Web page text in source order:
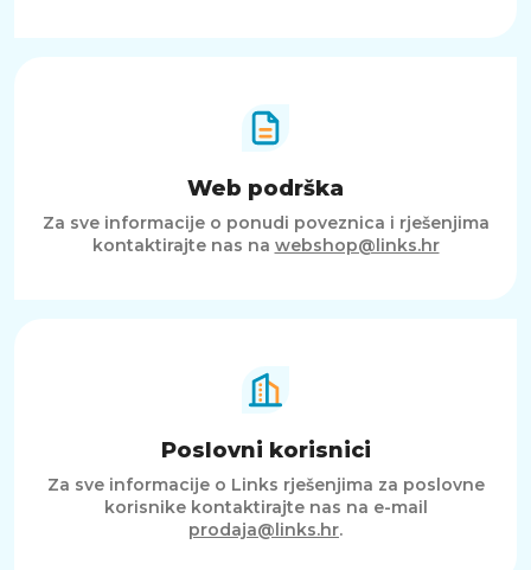
Web podrška
Za sve informacije o ponudi poveznica i rješenjima
kontaktirajte nas na webshop@links.hr
Poslovni korisnici
Za sve informacije o Links rješenjima za poslovne
korisnike kontaktirajte nas na e-mail
prodaja@links.hr.